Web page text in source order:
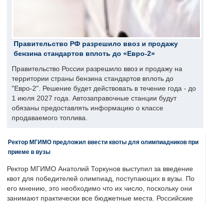
Правительство РФ разрешило ввоз и продажу
бензина стандартов вплоть до «Евро-2»
Правительство России разрешило ввоз и продажу на
территории страны бензина стандартов вплоть до
"Евро-2". Решение будет действовать в течение года - до
1 июля 2027 года. Автозаправочные станции будут
обязаны предоставлять информацию о классе
продаваемого топлива.
Ректор МГИМО предложил ввести квоты для олимпиадников при
приеме в вузы
Ректор МГИМО Анатолий Торкунов выступил за введение
квот для победителей олимпиад, поступающих в вузы. По
его мнению, это необходимо что их число, поскольку они
занимают практически все бюджетные места. Российские